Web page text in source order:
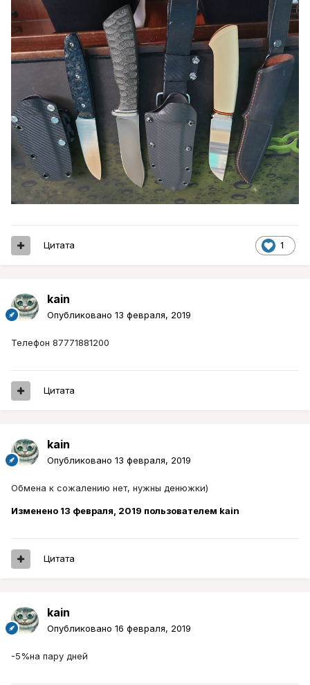
1
Цитата
kain
Опубликовано 13 февраля, 2019
Телефон 87771881200
Цитата
kain
Опубликовано 13 февраля, 2019
Обмена к сожалению нет, нужны денюжки)
Изменено 13 февраля, 2019 пользователем kain
Цитата
kain
Опубликовано 16 февраля, 2019
-5%на пару дней